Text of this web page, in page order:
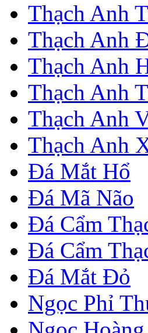
Thạch Anh
Thạch Anh
Thạch Anh
Thạch Anh
Thạch Anh
Thạch Anh
Đá Mắt Hổ
Đá Mã Não
Đá Cẩm
Đá Cẩm
Đá Mắt Đỏ
Ngọc Phỉ